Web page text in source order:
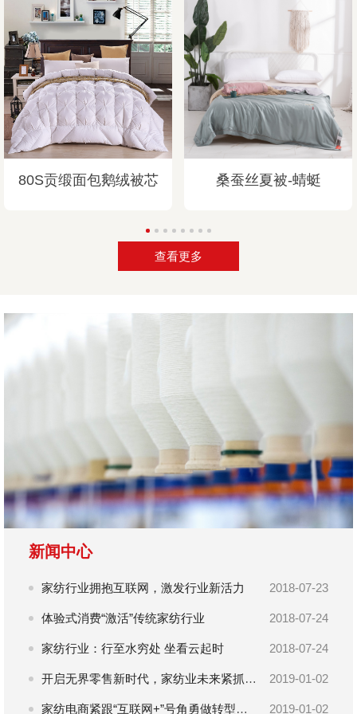
80S贡缎面包鹅绒被芯 桑蚕丝夏被-蜻蜓
查看更多
新闻中心
家纺行业拥抱互联网，激发行业新活力 2018-07-23
体验式消费“激活”传统家纺行业 2018-07-24
家纺行业：行至水穷处 坐看云起时 2018-07-24
开启无界零售新时代，家纺业未来紧抓“一带一路”新机遇 2019-01-02
家纺电商紧跟“互联网+”号角勇做转型弄潮儿 2019-01-02